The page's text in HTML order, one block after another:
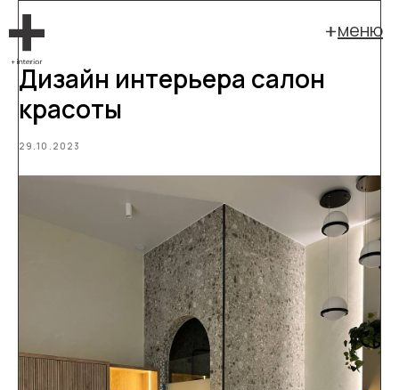
меню
Дизайн интерьера салон
красоты
29.10.2023